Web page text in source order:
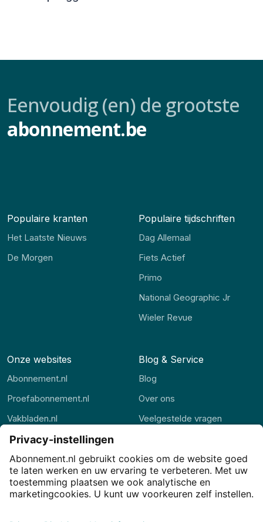
Eenvoudig (en) de grootste
abonnement.be
Populaire kranten
Het Laatste Nieuws
De Morgen
Populaire tijdschriften
Dag Allemaal
Fiets Actief
Primo
National Geographic Jr
Wieler Revue
Onze websites
Abonnement.nl
Proefabonnement.nl
Vakbladen.nl
Abonnement.be
Thuisstudie.nl
Blog & Service
Blog
Over ons
Veelgestelde vragen